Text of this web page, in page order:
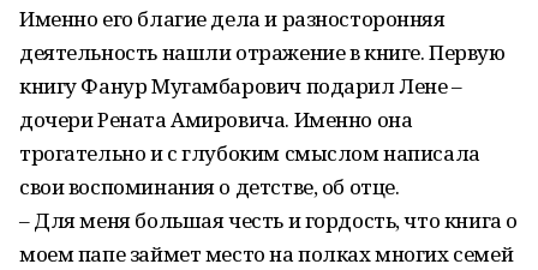
Именно его благие дела и разносторонняя
деятельность нашли отражение в книге. Первую
книгу Фанур Мугамбарович подарил Лене –
дочери Рената Амировича. Именно она
трогательно и с глубоким смыслом написала
свои воспоминания о детстве, об отце.
– Для меня большая честь и гордость, что книга о
моем папе займет место на полках многих семей